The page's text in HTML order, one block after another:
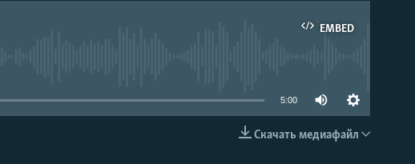
EMBED
EMBED
5:00
Скачать медиафайл